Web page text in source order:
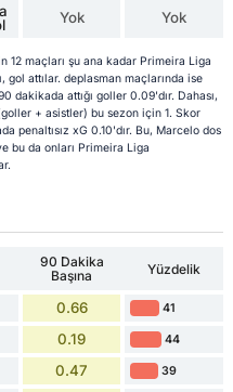
Yok Yok
12 maçları şu ana kadar Primeira Liga
gol attılar. deplasman maçlarında ise
dakikada attığı goller 0.09'dır. Dahası,
+ asistler) bu sezon için 1. Skor
penaltısız xG 0.10'dır. Bu, Marcelo dos
bu da onları Primeira Liga
90 Dakika
Başına
Yüzdelik
0.66 41
0.19 44
0.47 39